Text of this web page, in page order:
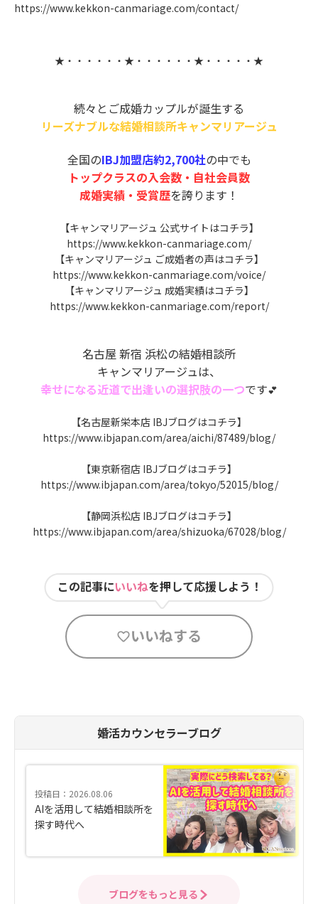
https://www.kekkon-canmariage.com/contact/
★・・・・・・★・・・・・・★・・・・・★
続々とご成婚カップルが誕生する
リーズナブルな結婚相談所キャンマリアージュ
全国のIBJ加盟店約2,700社の中でも
トップクラスの入会数・自社会員数
成婚実績・受賞歴を誇ります！
【キャンマリアージュ 公式サイトはコチラ】
https://www.kekkon-canmariage.com/
【キャンマリアージュ ご成婚者の声はコチラ】
https://www.kekkon-canmariage.com/voice/
【キャンマリアージュ 成婚実績はコチラ】
https://www.kekkon-canmariage.com/report/
名古屋 新宿 浜松の結婚相談所
キャンマリアージュは、
幸せになる近道で出逢いの選択肢の一つです💕
【名古屋新栄本店 IBJブログはコチラ】
https://www.ibjapan.com/area/aichi/87489/blog/
【東京新宿店 IBJブログはコチラ】
https://www.ibjapan.com/area/tokyo/52015/blog/
【静岡浜松店 IBJブログはコチラ】
https://www.ibjapan.com/area/shizuoka/67028/blog/
この記事にいいねを押して応援しよう！
いいねする
婚活カウンセラーブログ
投稿日：2026.08.06
AIを活用して結婚相談所を
探す時代へ
ブログをもっと見る